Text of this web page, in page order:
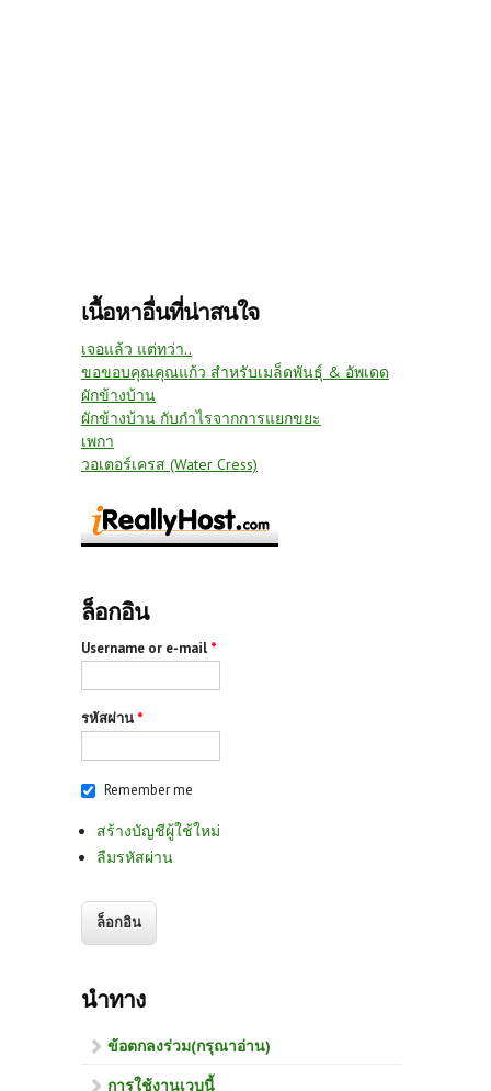
เนื้อหาอื่นที่น่าสนใจ
เจอแล้ว แต่ทว่า..
ขอขอบคุณคุณแก้ว สำหรับเมล็ดพันธุ์ & อัพเดด
ผักข้างบ้าน
ผักข้างบ้าน กับกำไรจากการแยกขยะ
เพกา
วอเตอร์เครส (Water Cress)
ล็อกอิน
Username or e-mail *
รหัสผ่าน *
Remember me
สร้างบัญชีผู้ใช้ใหม่
ลืมรหัสผ่าน
นำทาง
ข้อตกลงร่วม(กรุณาอ่าน)
การใช้งานเวบนี้